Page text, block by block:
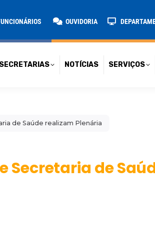
OUVIDORIA
SECRETARIAS NOTÍCIAS SERVIÇOS
de Saúde realizam Plenária
Secretaria de